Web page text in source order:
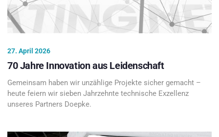
27. April 2026
70 Jahre Innovation aus Leidenschaft
Gemeinsam haben wir unzählige Projekte sicher gemacht –
heute feiern wir sieben Jahrzehnte technische Exzellenz
unseres Partners Doepke.